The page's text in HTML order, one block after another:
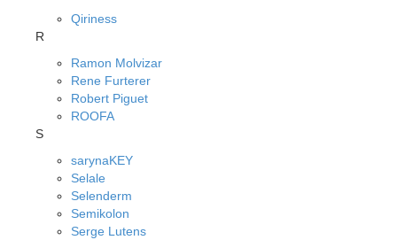
Qiriness
R
Ramon Molvizar
Rene Furterer
Robert Piguet
ROOFA
S
sarynaKEY
Selale
Selenderm
Semikolon
Serge Lutens